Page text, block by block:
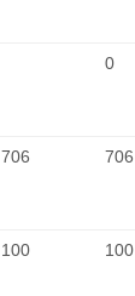
0
706 706
100 100